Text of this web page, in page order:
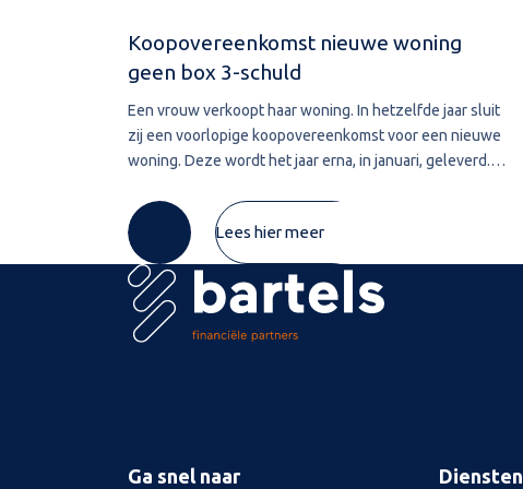
Koopovereenkomst nieuwe woning
geen box 3-schuld
Een vrouw verkoopt haar woning. In hetzelfde jaar sluit
zij een voorlopige koopovereenkomst voor een nieuwe
woning. Deze wordt het jaar erna, in januari, geleverd.
naar de derdengeldrekening van
Lees hier meer
Ga snel naar Diensten